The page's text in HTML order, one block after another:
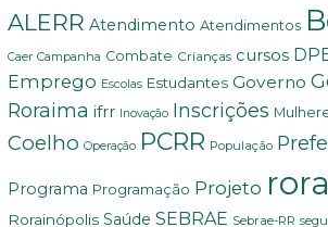
ALERR Atendimento Atendimentos
Caer Campanha Combate Crianças cursos
Emprego Escolas Estudantes Governo
Roraima ifrr Inovação Inscrições
Coelho Operação PCRR População
Programa Programação Projeto
Rorainópolis Saúde SEBRAE Sebrae-RR